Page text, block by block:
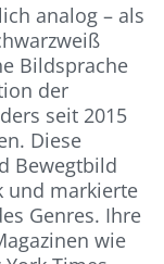
analog – als
Bildsprache
der
seit 2015
Diese
Bewegtbild
und markierte
Genres. Ihre
wie